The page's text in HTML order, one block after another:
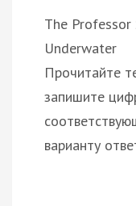
The Professor
Underwater
Прочитайте
запишите
варианту